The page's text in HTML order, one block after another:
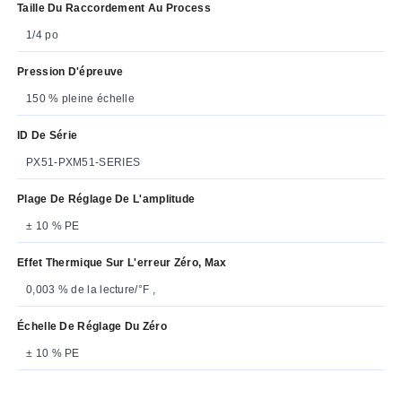
Taille Du Raccordement Au Process
1/4 po
Pression D'épreuve
150 % pleine échelle
ID De Série
PX51-PXM51-SERIES
Plage De Réglage De L'amplitude
± 10 % PE
Effet Thermique Sur L'erreur Zéro, Max
0,003 % de la lecture/°F ,
Échelle De Réglage Du Zéro
± 10 % PE